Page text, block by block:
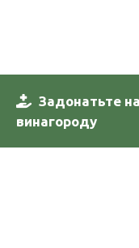
Задонатьте
винагороду